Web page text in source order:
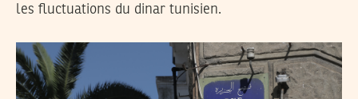
les fluctuations du dinar tunisien.